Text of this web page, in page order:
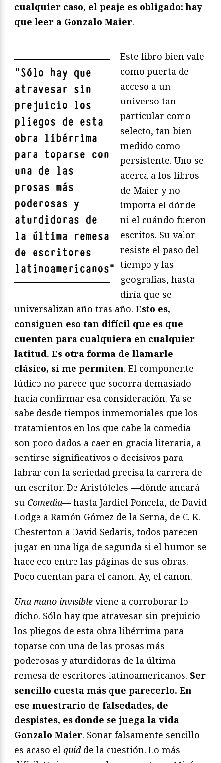
cualquier caso, el peaje es obligado: hay
que leer a Gonzalo Maier.
"Sólo hay que
atravesar sin
prejuicio los
pliegos de esta
obra libérrima
para toparse con
una de las
prosas más
poderosas y
aturdidoras de
la última remesa
de escritores
latinoamericanos"
Este libro bien vale
como puerta de
acceso a un
universo tan
particular como
selecto, tan bien
medido como
persistente. Uno se
acerca a los libros
de Maier y no
importa el dónde
ni el cuándo fueron
escritos. Su valor
resiste el paso del
tiempo y las
geografías, hasta
diría que se
universalizan año tras año. Esto es,
consiguen eso tan difícil que es que
cuenten para cualquiera en cualquier
latitud. Es otra forma de llamarle
clásico, si me permiten. El componente
lúdico no parece que socorra demasiado
hacia confirmar esa consideración. Ya se
sabe desde tiempos inmemoriales que los
tratamientos en los que cabe la comedia
son poco dados a caer en gracia literaria, a
sentirse significativos o decisivos para
labrar con la seriedad precisa la carrera de
un escritor. De Aristóteles —dónde andará
su Comedia— hasta Jardiel Poncela, de David
Lodge a Ramón Gómez de la Serna, de C. K.
Chesterton a David Sedaris, todos parecen
jugar en una liga de segunda si el humor se
hace eco entre las páginas de sus obras.
Poco cuentan para el canon. Ay, el canon.
Una mano invisible viene a corroborar lo
dicho. Sólo hay que atravesar sin prejuicio
los pliegos de esta obra libérrima para
toparse con una de las prosas más
poderosas y aturdidoras de la última
remesa de escritores latinoamericanos. Ser
sencillo cuesta más que parecerlo. En
ese muestrario de falsedades, de
despistes, es donde se juega la vida
Gonzalo Maier. Sonar falsamente sencillo
es acaso el quidde la cuestión. Lo más